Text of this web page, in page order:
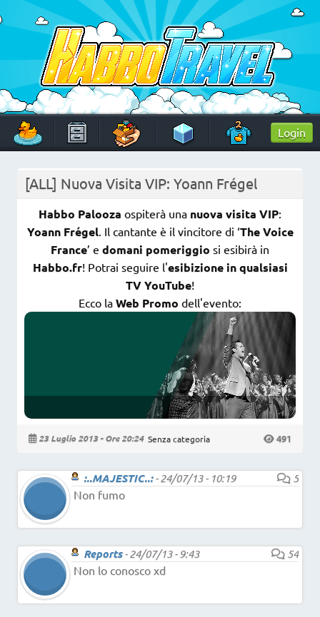
to
content
HabboTravel
Un viaggio di pixel!
Login
[ALL] Nuova Visita VIP: Yoann Frégel
Habbo Palooza ospiterà una nuova visita VIP:
Yoann Frégel. Il cantante è il vincitore di ‘The Voice
France’ e domani pomeriggio si esibirà in
Habbo.fr! Potrai seguire l'esibizione in qualsiasi
TV YouTube!
Ecco la Web Promo dell'evento:
23 Luglio 2013 - Ore 20:24 Senza categoria 491
:..MAJESTIC..:-24/07/13 - 10:19
5
Non fumo
Reports-24/07/13 - 9:43
54
Non lo conosco xd